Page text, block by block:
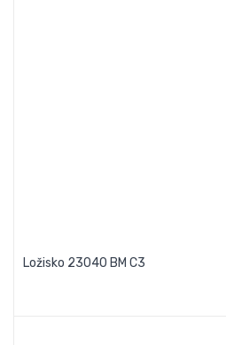
Ložisko 23040 BM C3